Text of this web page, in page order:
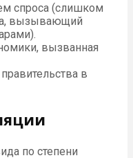
спроса (слишком
вызывающий
вызванная
в
по степени